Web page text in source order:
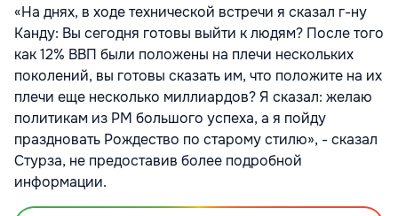
«На днях, в ходе технической встречи я сказал г-ну
Канду: Вы сегодня готовы выйти к людям? После того
как 12% ВВП были положены на плечи нескольких
поколений, вы готовы сказать им, что положите на их
плечи еще несколько миллиардов? Я сказал: желаю
политикам из РМ большого успеха, а я пойду
праздновать Рождество по старому стилю», - сказал
Стурза, не предоставив более подробной
информации.